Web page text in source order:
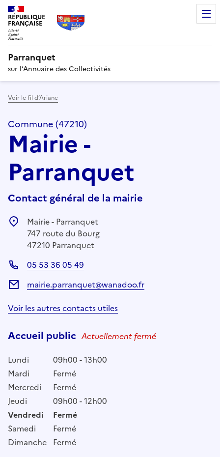
RÉPUBLIQUE
FRANÇAISE
Parranquet
sur l’Annuaire des Collectivités
Voir le fil d’Ariane
Commune (47210)
Mairie -
Parranquet
Contact général de la mairie
Mairie - Parranquet
747 route du Bourg
47210 Parranquet
05 53 36 05 49
mairie.parranquet@wanadoo.fr
Voir les autres contacts utiles
Accueil public Actuellement fermé
Lundi
09h00 - 13h00
Mardi
Fermé
Mercredi
Fermé
Jeudi
09h00 - 12h00
Vendredi
Fermé
Samedi
Fermé
Dimanche Fermé